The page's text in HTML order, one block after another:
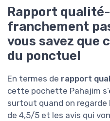
Rapport
franchement
vous savez que
du ponctuel
En termes de rapport
cette pochette Pahajim
surtout quand on
de 4,5/5 et les avis qui